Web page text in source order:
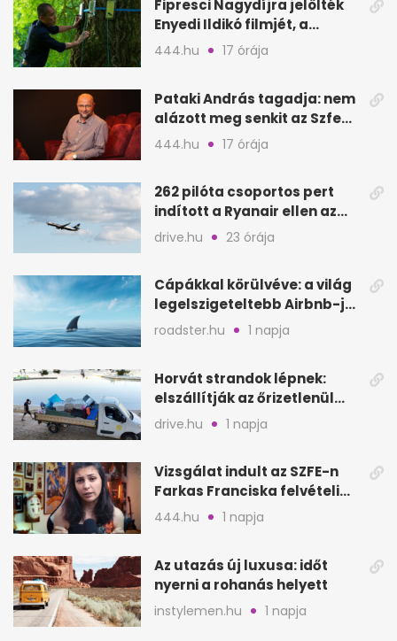
Fipresci Nagydíjra jelölték
Enyedi Ildikó filmjét, a
Csendes barátot
444.hu 17 órája
Pataki András tagadja: nem
alázott meg senkit az Szfe
felvételijén
444.hu 17 órája
262 pilóta csoportos pert
indított a Ryanair ellen az
Egyesült Királyságban
drive.hu 23 órája
Cápákkal körülvéve: a világ
legelszigeteltebb Airbnb-je
a nyílt tengeren
roadster.hu 1 napja
Horvát strandok lépnek:
elszállítják az őrizetlenül
hagyott törölközőket
drive.hu 1 napja
Vizsgálat indult az SZFE-n
Farkas Franciska felvételi
videója után
444.hu 1 napja
Az utazás új luxusa: időt
nyerni a rohanás helyett
instylemen.hu 1 napja